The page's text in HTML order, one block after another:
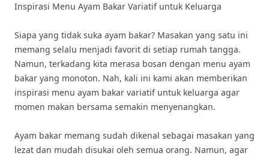
Inspirasi Menu Ayam Bakar Variatif untuk Keluarga
Siapa yang tidak suka ayam bakar? Masakan yang satu ini
memang selalu menjadi favorit di setiap rumah tangga.
Namun, terkadang kita merasa bosan dengan menu ayam
bakar yang monoton. Nah, kali ini kami akan memberikan
inspirasi menu ayam bakar variatif untuk keluarga agar
momen makan bersama semakin menyenangkan.
Ayam bakar memang sudah dikenal sebagai masakan yang
lezat dan mudah disukai oleh semua orang. Namun, agar